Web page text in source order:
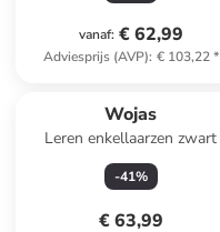
vanaf: € 62,99
Adviesprijs (AVP): € 103,22*
Wojas
Leren enkellaarzen zwart
-41%
€ 63,99